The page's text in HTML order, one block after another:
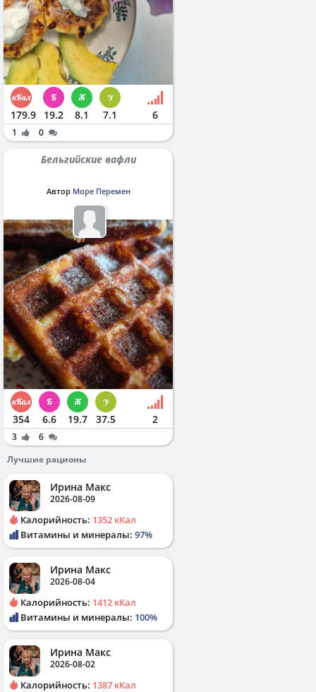
179.9 19.2 8.1 7.1 6
1 0
Бельгийские вафли
Автор Море Перемен
354 6.6 19.7 37.5 2
3
6
Лучшие рационы
Ирина Макс
2026-08-09
Калорийность: 1352 кКал
Витамины и минералы: 97%
Ирина Макс
2026-08-04
Калорийность: 1412 кКал
Витамины и минералы: 100%
Ирина Макс
2026-08-02
Калорийность: 1387 кКал